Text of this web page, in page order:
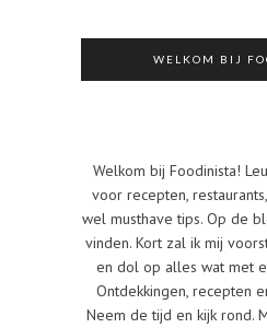
WELKOM BIJ
Welkom bij Foodinista!
voor recepten,
wel musthave tips. Op de
vinden. Kort zal ik mij
en dol op alles wat met
Ontdekkingen, recepten
Neem de tijd en kijk rond.